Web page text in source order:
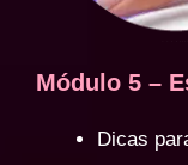
Módulo 5 –
Dicas